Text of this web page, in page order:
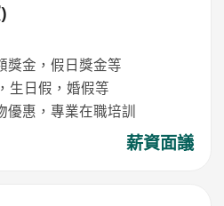
獎金，假日獎金等
生日假，婚假等
優惠，專業在職培訓
薪資面議